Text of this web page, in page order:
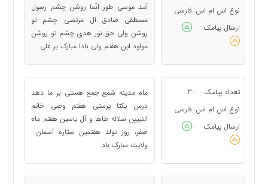
نوع اس ام اس : فارسی
ارسال پیامک
:
آمد موسى طور انّما روشن چشم رسول
مصطفى صادق آل مرتضى چشم تو
روشن ولى حق نور هدى چشم تو روشن
مولود این هفتم ولى بادا مبارک بر على
تعداد پیامک :
3
نوع اس ام اس : فارسی
ارسال پیامک
:
ماه مدینه شمع جمع هستى بر ما دهد
درس یکتا پرستى هفتم وصى خاتم
النبیین سلاله طاها و آل یاسین هفتم ماه
صفر، روز تولد هفتمین ستاره آسمان
ولایت مبارک باد